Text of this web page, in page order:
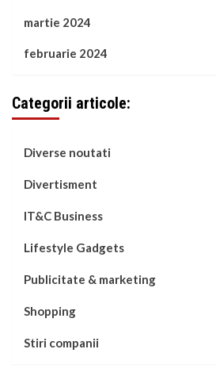
martie 2024
februarie 2024
Categorii articole:
Diverse noutati
Divertisment
IT&C Business
Lifestyle Gadgets
Publicitate & marketing
Shopping
Stiri companii